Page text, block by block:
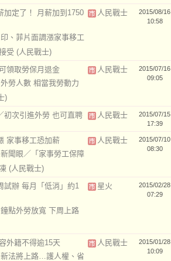
加定了！ 月薪加到1750
印、菲片面調漲家事移工
受 (人民戰士)
人民戰士
2015/08/16
10:58
領取勞保月退金
外勞人數 相當我勞動力
)
人民戰士
2015/07/16
09:05
初次引進外勞 也可直聘 人民戰士
2015/07/15
17:39
家事移工恐加薪
新聞眼／「家事勞工保障
(人民戰士)
人民戰士
2015/07/10
08:30
試辦 每月「低消」約1
鐘點外勞放寬 下周上路
星火
2015/02/28
07:29
外籍不得逾15天
新法將上路…護人權、省
人民戰士
2015/01/28
10:09